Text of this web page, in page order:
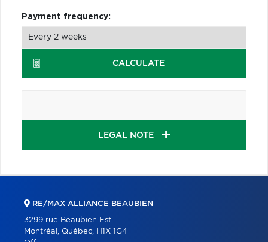
Payment frequency:
CALCULATE
LEGAL NOTE
RE/MAX ALLIANCE BEAUBIEN
3299 rue Beaubien Est
Montréal, Québec, H1X 1G4